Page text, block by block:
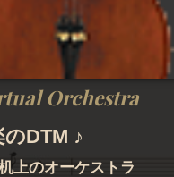
Orchestra
DTM ♪
上のオーケストラ